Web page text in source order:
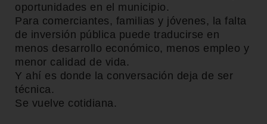
oportunidades en el municipio.
Para comerciantes, familias y jóvenes, la falta
de inversión pública puede traducirse en
menos desarrollo económico, menos empleo y
menor calidad de vida.
Y ahí es donde la conversación deja de ser
técnica.
Se vuelve cotidiana.